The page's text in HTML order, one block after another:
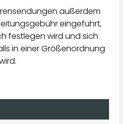
außerdem
eingeführt,
festlegen wird und sich
in einer Größenordnung